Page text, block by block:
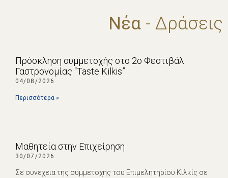
Νέα - Δράσεις
Πρόσκληση συμμετοχής στο 2ο Φεστιβάλ
Γαστρονομίας “Taste Kilkis”
04/08/2026
Περισσότερα »
Μαθητεία στην Επιχείρηση
30/07/2026
Σε συνέχεια της συμμετοχής του Επιμελητηρίου Κιλκίς σε